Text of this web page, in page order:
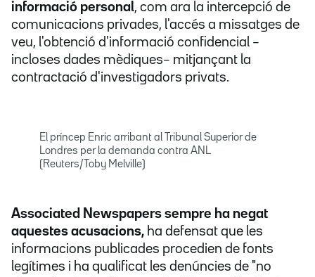
informació personal, com ara la intercepció de
comunicacions privades, l'accés a missatges de
veu, l'obtenció d'informació confidencial –
incloses dades mèdiques– mitjançant la
contractació d'investigadors privats.
El príncep Enric arribant al Tribunal Superior de
Londres per la demanda contra ANL
(Reuters/Toby Melville)
Associated Newspapers sempre ha negat
aquestes acusacions, ha defensat que les
informacions publicades procedien de fonts
legítimes i ha qualificat les denúncies de "no